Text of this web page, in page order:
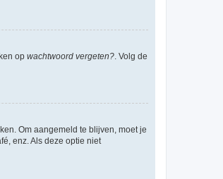
op wachtwoord vergeten? . Volg de
Om aangemeld te blijven, moet je
enz. Als deze optie niet